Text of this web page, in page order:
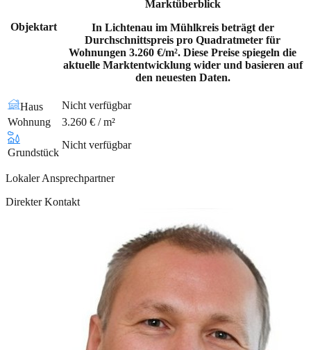
Objektart
Marktüberblick
In Lichtenau im Mühlkreis beträgt der
Durchschnittspreis pro Quadratmeter für
Wohnungen 3.260 €/m². Diese Preise spiegeln die
aktuelle Marktentwicklung wider und basieren auf
den neuesten Daten.
Haus
Nicht verfügbar
Wohnung
3.260 € / m²
Grundstück
Nicht verfügbar
Lokaler Ansprechpartner
Direkter Kontakt